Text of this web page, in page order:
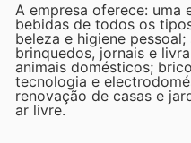
A empresa oferece: uma
bebidas de todos os
beleza e higiene
brinquedos, jornais e
animais domésticos;
tecnologia e
renovação de casas e
ar livre.